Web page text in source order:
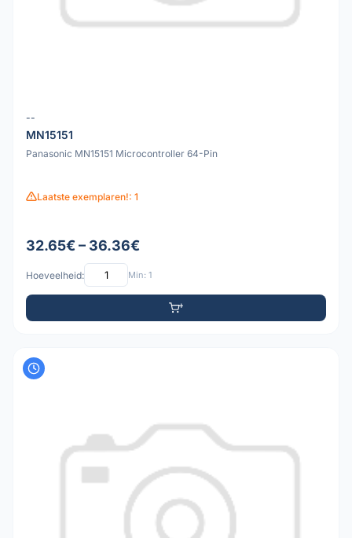
--
MN15151
Panasonic MN15151 Microcontroller 64-Pin
Laatste exemplaren!: 1
32.65€ – 36.36€
Hoeveelheid: Min: 1